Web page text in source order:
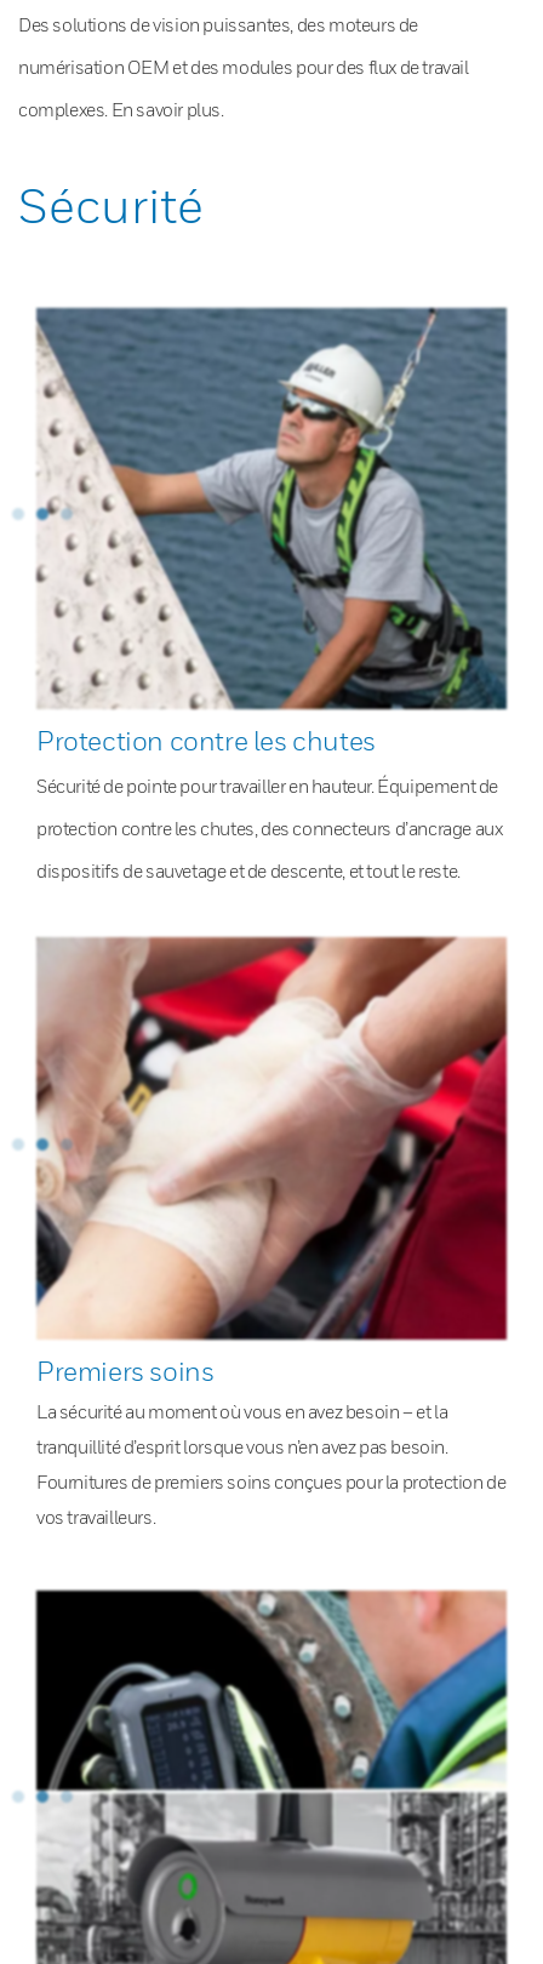
Des solutions de vision puissantes, des moteurs de
numérisation OEM et des modules pour des flux de travail
complexes. En savoir plus.
Sécurité
Protection contre les chutes
Sécurité de pointe pour travailler en hauteur. Équipement de
protection contre les chutes, des connecteurs d’ancrage aux
dispositifs de sauvetage et de descente, et tout le reste.
Premiers soins
La sécurité au moment où vous en avez besoin – et la
tranquillité d’esprit lorsque vous n’en avez pas besoin.
Fournitures de premiers soins conçues pour la protection de
vos travailleurs.